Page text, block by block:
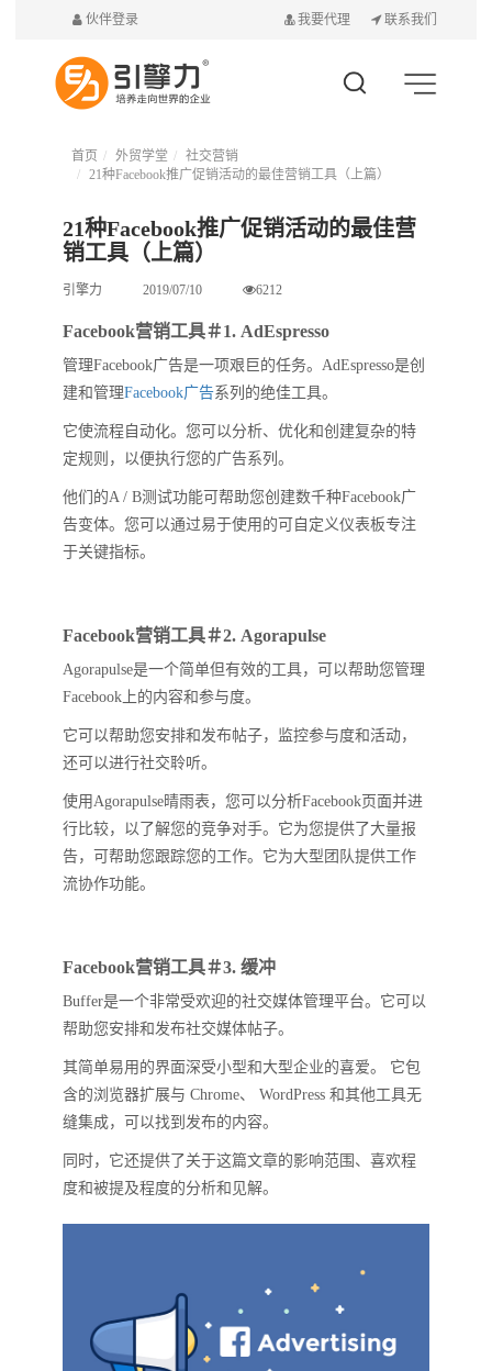
伙伴登录 我要代理 联系我们
首页 外贸学堂
社交营销
21种Facebook推广促销活动的最佳营销工具（上篇）
21种Facebook推广促销活动的最佳营
销工具（上篇）
引擎力 2019/07/10 6212
Facebook营销工具＃1. AdEspresso
管理Facebook广告是一项艰巨的任务。AdEspresso是创
建和管理Facebook广告系列的绝佳工具。
它使流程自动化。您可以分析、优化和创建复杂的特
定规则，以便执行您的广告系列。
他们的A / B测试功能可帮助您创建数千种Facebook广
告变体。您可以通过易于使用的可自定义仪表板专注
于关键指标。
Facebook营销工具＃2. Agorapulse
Agorapulse是一个简单但有效的工具，可以帮助您管理
Facebook上的内容和参与度。
它可以帮助您安排和发布帖子，监控参与度和活动，
还可以进行社交聆听。
使用Agorapulse晴雨表，您可以分析Facebook页面并进
行比较，以了解您的竞争对手。它为您提供了大量报
告，可帮助您跟踪您的工作。它为大型团队提供工作
流协作功能。
Facebook营销工具＃3. 缓冲
Buffer是一个非常受欢迎的社交媒体管理平台。它可以
帮助您安排和发布社交媒体帖子。
其简单易用的界面深受小型和大型企业的喜爱。 它包
含的浏览器扩展与 Chrome、 WordPress 和其他工具无
缝集成，可以找到发布的内容。
同时，它还提供了关于这篇文章的影响范围、喜欢程
度和被提及程度的分析和见解。